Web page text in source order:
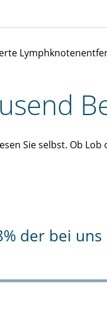
Sie selbst. Ob
der bei